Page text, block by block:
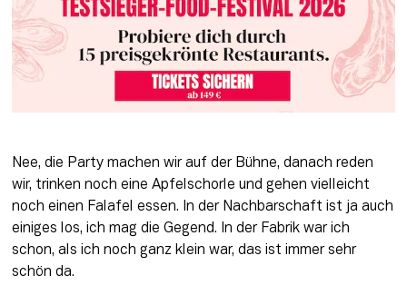
Nee, die Party machen wir auf der Bühne, danach reden
wir, trinken noch eine Apfelschorle und gehen vielleicht
noch einen Falafel essen. In der Nachbarschaft ist ja auch
einiges los, ich mag die Gegend. In der Fabrik war ich
schon, als ich noch ganz klein war, das ist immer sehr
schön da.